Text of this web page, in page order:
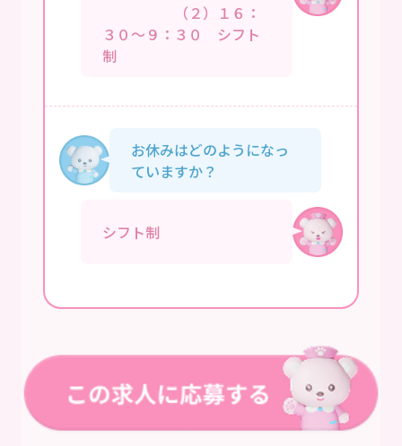
（２）１６：
３０～９：３０ シフト
制
お休みはどのようになっ
ていますか？
シフト制